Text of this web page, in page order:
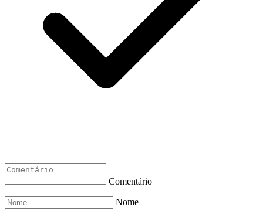
Comentário
Nome